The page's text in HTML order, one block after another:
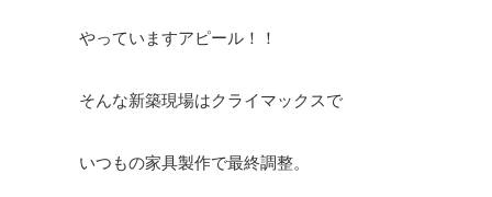
やっていますアピール！！
そんな新築現場はクライマックスで
いつもの家具製作で最終調整。